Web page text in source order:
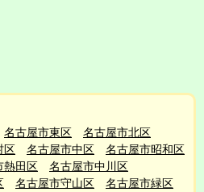
名古屋市東区
名古屋市北区
区 名古屋市中区
名古屋市昭和区
熱田区
名古屋市中川区
名古屋市守山区
名古屋市緑区